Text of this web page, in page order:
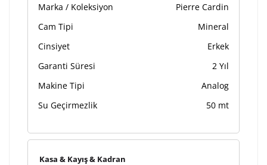
tamamlandıktan sonra siparişiniz kargoya verilecektir.
ürünlerde
Marka / Koleksiyon
Pierre Cardin
Cam Tipi
Mineral
Cinsiyet
Erkek
Garanti Süresi
2 Yıl
Makine Tipi
Analog
Su Geçirmezlik
50 mt
Kasa & Kayış & Kadran